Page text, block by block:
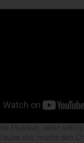
Musiker, wirkt völlig
das macht den